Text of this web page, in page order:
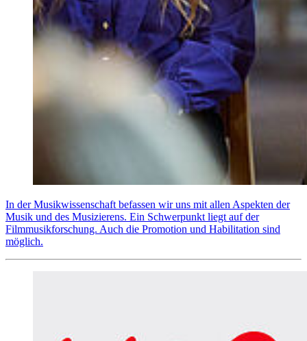
In der Musikwissenschaft befassen wir uns mit allen Aspekten der
Musik und des Musizierens. Ein Schwerpunkt liegt auf der
Filmmusikforschung. Auch die Promotion und Habilitation sind
möglich.